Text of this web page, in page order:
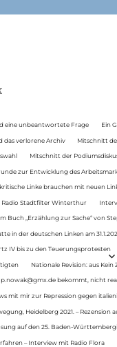
eine unbeantwortete Frage Ein
das verlorene Archiv Mitschnitt
Mitschnitt der
zur Entwicklung des
Linke brauchen mit neuen
Radio Stadtfilter Winterthur
Buch „Erzählung zur Sache“ von
in der deutschen Linken am
IV bis zu den Teuerungsprotesten
Nationale Revision: aus Kein
bekommt, nicht
mit mir zur Repression gegen
Heidelberg 2021. –
auf den 25. Baden-
– Interview mit Radio Flora